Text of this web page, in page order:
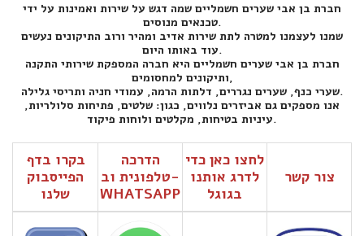
חברת בן אבי שערים חשמליים שמה דגש על שירות ואמינות על ידי
טכנאים מנוסים.
שמנו לעצמנו למטרה לתת שירות אדיב ומהיר ורוב התיקונים נעשים
עוד באותו היום.
חברת בן אבי שערים חשמליים היא חברה המספקת שירותי התקנה
ותיקונים למחסומים,
שערי כנף, שערים נגררים, דלתות הרמה, עמודי חניה ותריסי גלילה.
אנו מספקים גם אביזרים נלווים, כגון: שלטים, פתיחות סלולריות,
עיניות בטיחות, מקלטים ולוחות פיקוד.
בקרו בדף
הפייסבוק
שלנו
הדרכה
טלפונית וב-
WHATSAPP
לחצו כאן כדי
לדרג אותנו
בגוגל
צור קשר